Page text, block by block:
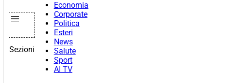
Sezioni
Economia
Corporate
Politica
Esteri
News
Salute
Sport
AI TV